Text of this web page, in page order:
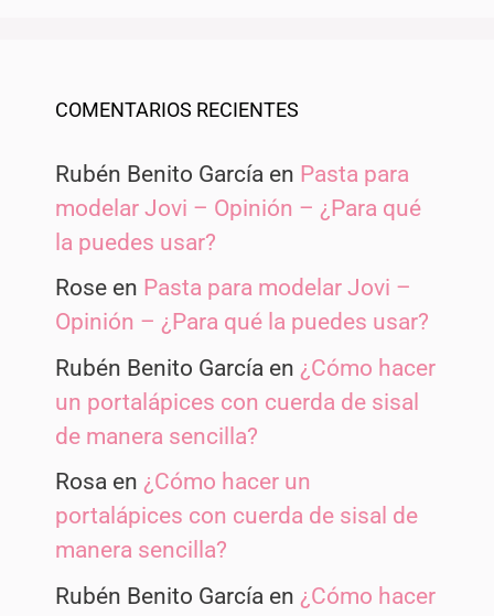
COMENTARIOS RECIENTES
Rubén Benito García en Pasta para
modelar Jovi – Opinión – ¿Para qué
la puedes usar?
Rose en Pasta para modelar Jovi –
Opinión – ¿Para qué la puedes usar?
Rubén Benito García en ¿Cómo hacer
un portalápices con cuerda de sisal
de manera sencilla?
Rosa en ¿Cómo hacer un
portalápices con cuerda de sisal de
manera sencilla?
Rubén Benito García en ¿Cómo hacer